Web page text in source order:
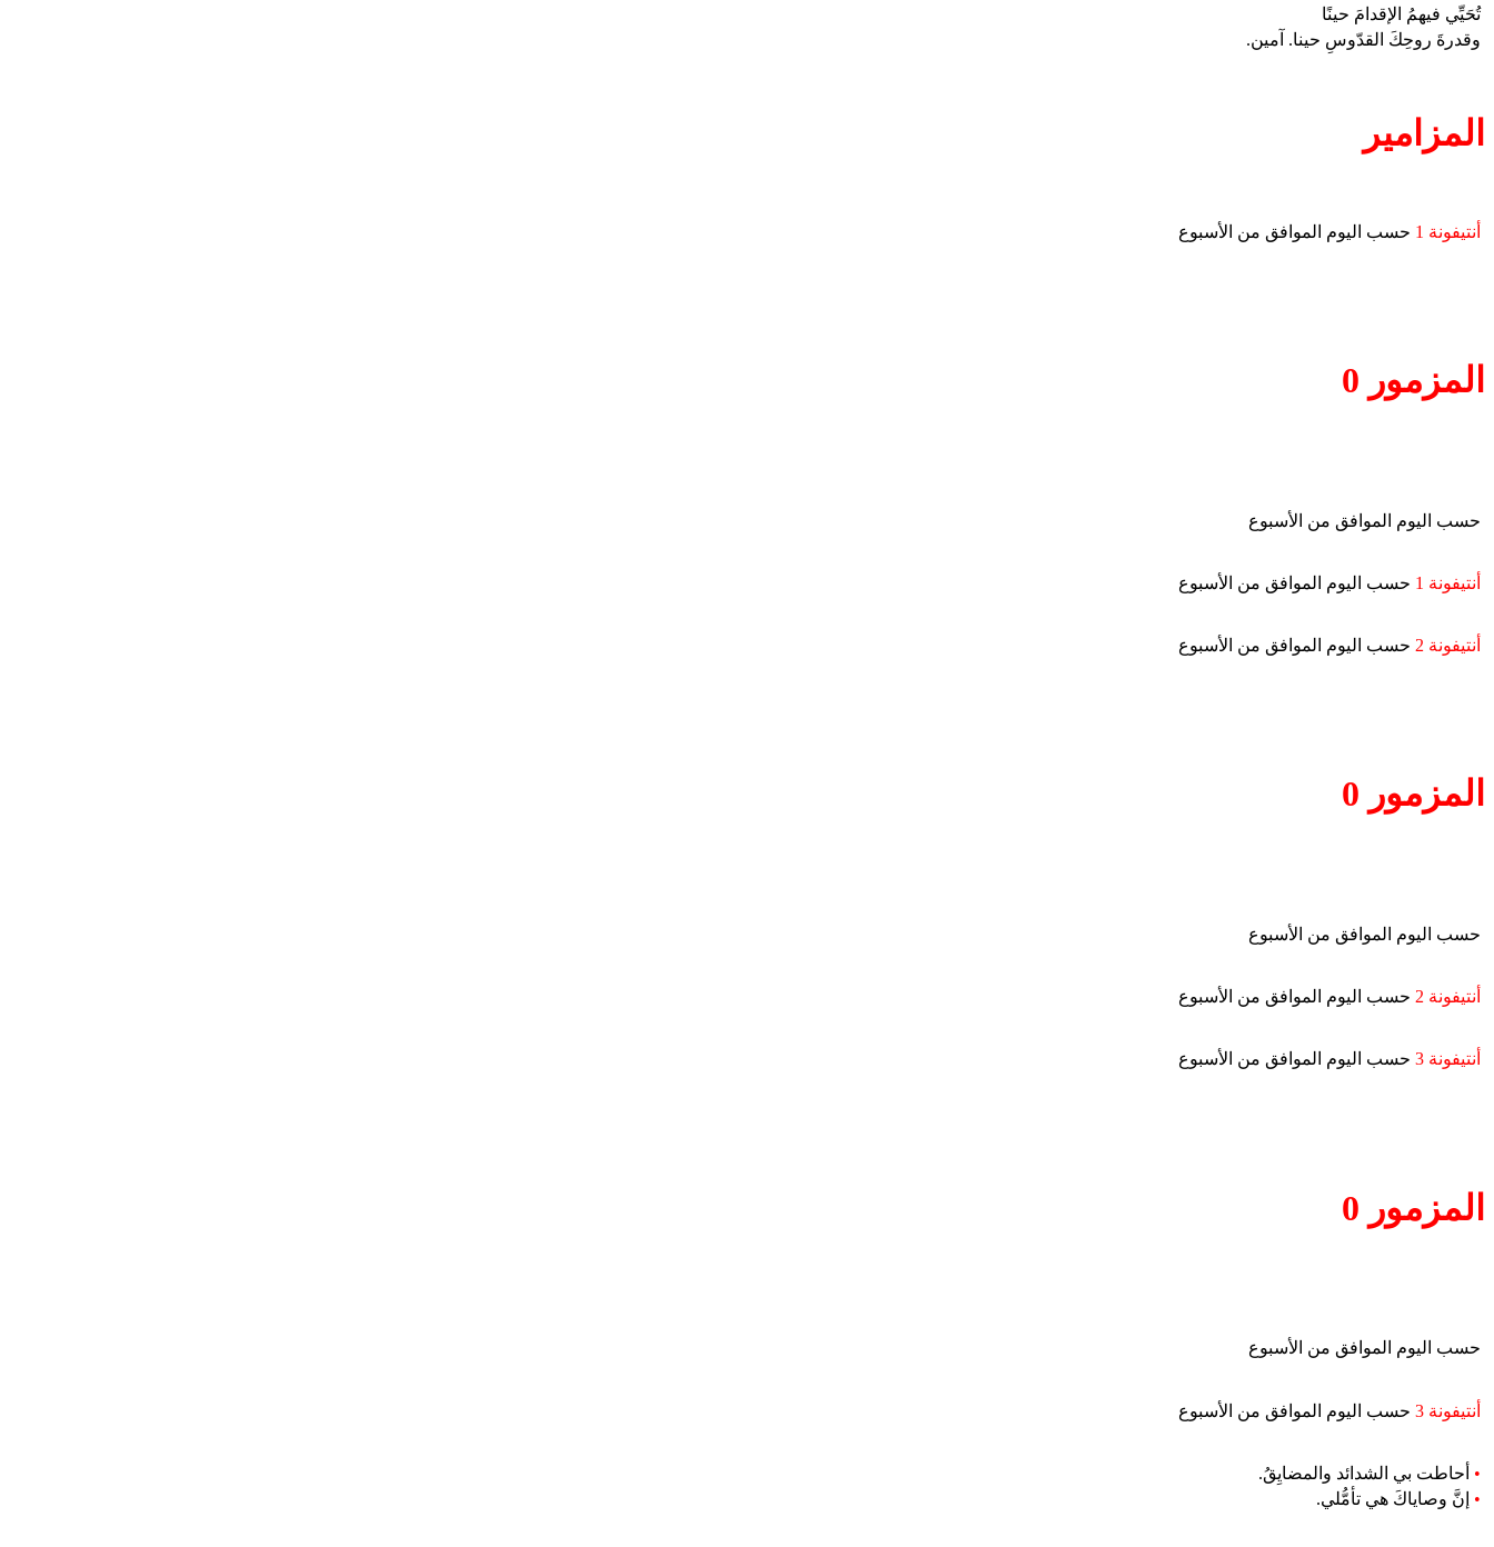
تُحَيِّي فيهمُ الإقدامَ حينًا
وقدرةَ روحِكَ القدّوسِ حينا. آمين.
المزامير
أنتيفونة 1 حسب اليوم الموافق من الأسبوع
المزمور 0
حسب اليوم الموافق من الأسبوع
أنتيفونة 1 حسب اليوم الموافق من الأسبوع
أنتيفونة 2 حسب اليوم الموافق من الأسبوع
المزمور 0
حسب اليوم الموافق من الأسبوع
أنتيفونة 2 حسب اليوم الموافق من الأسبوع
أنتيفونة 3 حسب اليوم الموافق من الأسبوع
المزمور 0
حسب اليوم الموافق من الأسبوع
أنتيفونة 3 حسب اليوم الموافق من الأسبوع
• أحاطت بي الشدائد والمضايِقُ.
• إنَّ وصاياكَ هي تأمُّلي.